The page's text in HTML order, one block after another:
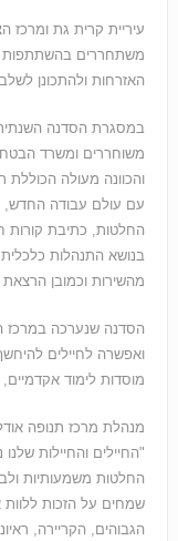
עיריית קרית גת
משתחררים בהשתתפות
האזרחות ולהתכונן
במסגרת הסדנה השנתית
משוחררים ומשרד
והכוונה מעולה הכוללת
עם עולם עבודה החדש,
החלטות, כתיבת קורות
בנושא התנהלות כלכלית
מהשירות וכמובן הרצאת
הסדנה שנערכה במרכז
ואפשרה לחיילים
מוסדות לימוד
מנהלת מרכז תנופה
"החיילים והחיילות
החלטות משמעותיות
שמחים על הזכות ללוות
הגבוהים, הקריירה,